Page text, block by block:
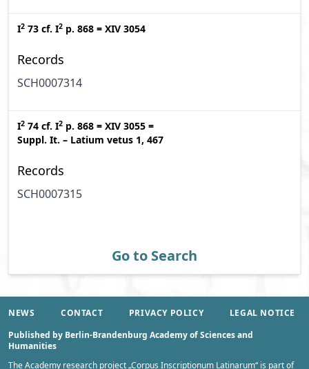
I2 73 cf. I2 p. 868 = XIV 3054
Records
SCH0007314
I2 74 cf. I2 p. 868 = XIV 3055 =
Suppl. It. – Latium vetus 1, 467
Records
SCH0007315
Go to Search
NEWS CONTACT PRIVACY POLICY
LEGAL NOTICE
Published by Berlin-Brandenburg Academy of Sciences and
Humanities
The Academy research project „Corpus Inscriptionum Latinarum“ is part of